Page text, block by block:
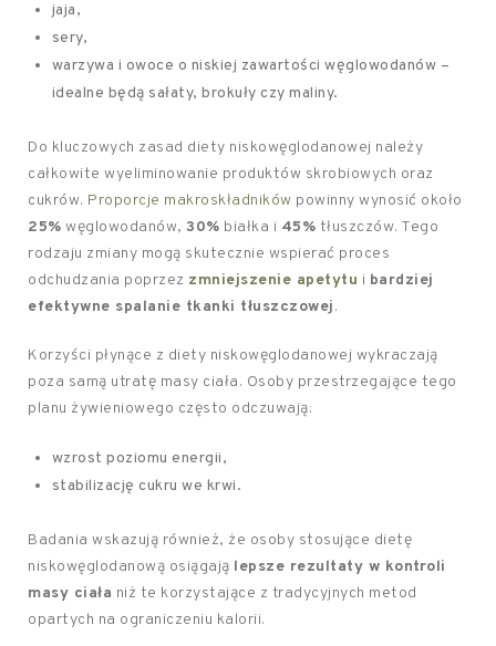
jaja,
sery,
warzywa i owoce o niskiej zawartości węglowodanów –
idealne będą sałaty, brokuły czy maliny.
Do kluczowych zasad diety niskowęglodanowej należy
całkowite wyeliminowanie produktów skrobiowych oraz
cukrów. Proporcje makroskładników powinny wynosić około
25% węglowodanów, 30% białka i 45% tłuszczów. Tego
rodzaju zmiany mogą skutecznie wspierać proces
odchudzania poprzez zmniejszenie apetytu i bardziej
efektywne spalanie tkanki tłuszczowej.
Korzyści płynące z diety niskowęglodanowej wykraczają
poza samą utratę masy ciała. Osoby przestrzegające tego
planu żywieniowego często odczuwają:
wzrost poziomu energii,
stabilizację cukru we krwi.
Badania wskazują również, że osoby stosujące dietę
niskowęglodanową osiągają lepsze rezultaty w kontroli
masy ciała niż te korzystające z tradycyjnych metod
opartych na ograniczeniu kalorii.